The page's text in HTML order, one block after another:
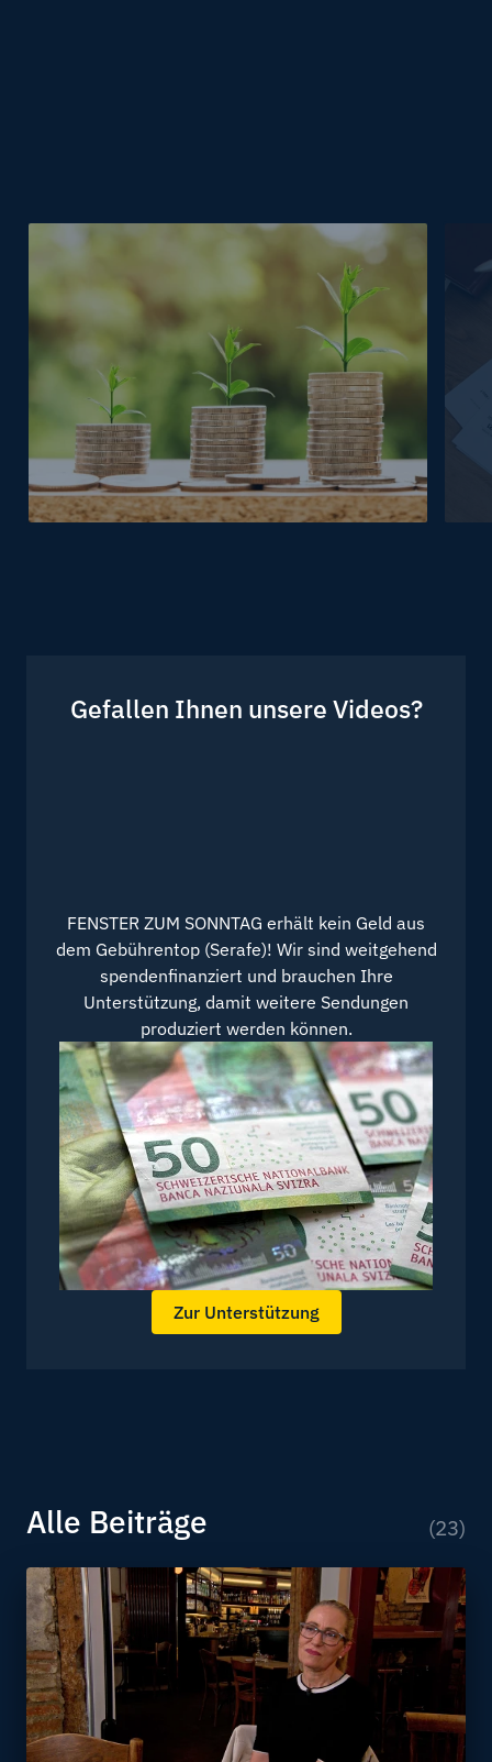
Gefallen Ihnen unsere Videos?
FENSTER ZUM SONNTAG erhält kein Geld aus
dem Gebührentop (Serafe)! Wir sind weitgehend
spendenfinanziert und brauchen Ihre
Unterstützung, damit weitere Sendungen
produziert werden können.
Zur Unterstützung
Alle Beiträge (23)